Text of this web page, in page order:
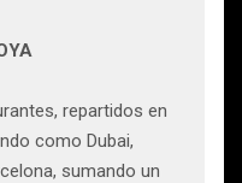
repartidos en
como Dubai,
sumando un